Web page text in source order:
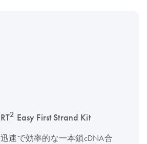
RT2 Easy First Strand Kit
迅速で効率的な一本鎖cDNA合